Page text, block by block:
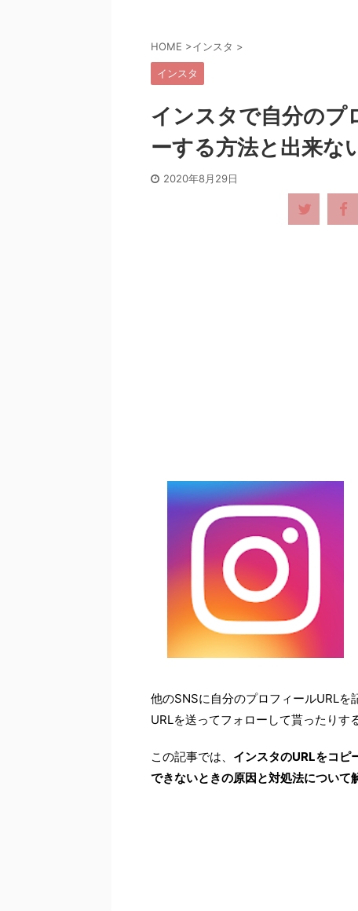
HOME >インスタ >
インスタ
インスタで自分のプ
ーする方法と出来な
2020年8月29日
他のSNSに自分のプロフィールURL
URLを送ってフォローして貰ったりす
この記事では、 インスタのURLをコピ
できないときの原因と対処法について